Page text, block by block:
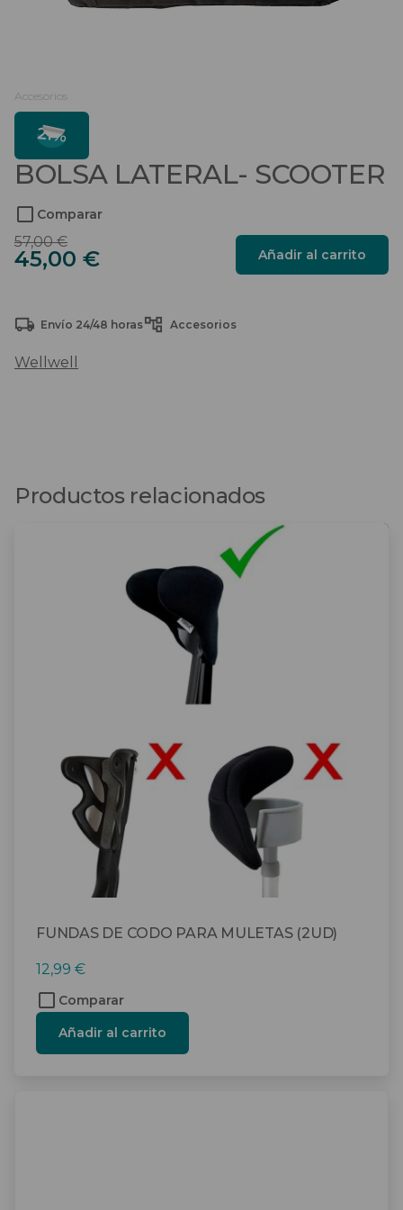
Accesorios
21%
BOLSA LATERAL- SCOOTER
Comparar
57,00€
El
precio
57,00 €.
45,00 €
El
precio
45,00 €.
lateral-
Añadir al carrito
Envío 24/48 horas Accesorios
Wellwell
Productos relacionados
FUNDAS DE CODO PARA MULETAS (2UD)
12,99 €
Comparar
Añadir al carrito
Salvaescaleras
Sillas de ruedas
Sillas de ruedas eléctricas